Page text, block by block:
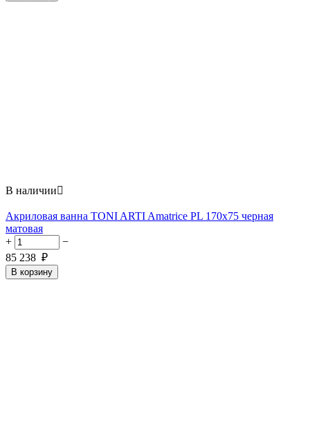
В наличии
Акриловая ванна TONI ARTI Amatrice PL 170x75 черная
матовая
+
−
85 238 ₽
В корзину